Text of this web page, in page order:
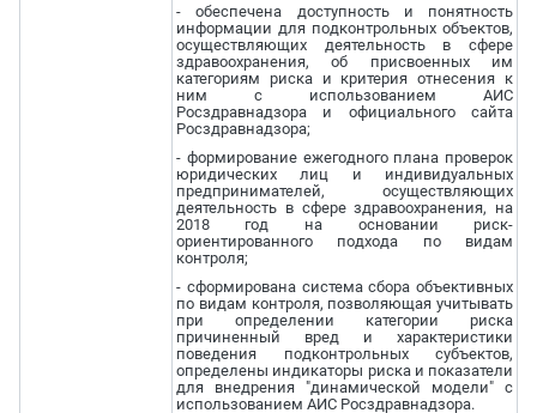
- обеспечена доступность и понятность
информации для подконтрольных объектов,
осуществляющих деятельность в сфере
здравоохранения, об присвоенных им
категориям риска и критерия отнесения к
ним с использованием АИС
Росздравнадзора и официального сайта
Росздравнадзора;
- формирование ежегодного плана проверок
юридических лиц и индивидуальных
предпринимателей, осуществляющих
деятельность в сфере здравоохранения, на
2018 год на основании риск-
ориентированного подхода по видам
контроля;
- сформирована система сбора объективных
по видам контроля, позволяющая учитывать
при определении категории риска
причиненный вред и характеристики
поведения подконтрольных субъектов,
определены индикаторы риска и показатели
для внедрения "динамической модели" с
использованием АИС Росздравнадзора.